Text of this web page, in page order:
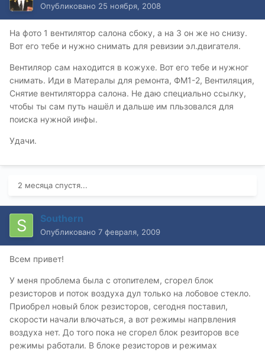
Опубликовано 25 ноября, 2008
На фото 1 вентилятор салона сбоку, а на 3 он же но снизу.
Вот его тебе и нужно снимать для ревизии эл.двигателя.
Вентиляор сам находится в кожухе. Вот его тебе и нужног
снимать. Иди в Матералы для ремонта, ФМ1-2, Вентиляция,
Снятие вентиляторра салона. Не даю специально ссылку,
чтобы ты сам путь нашёл и дальше им пльзовался для
поиска нужной инфы.
Удачи.
2 месяца спустя...
Southern
Опубликовано 7 февраля, 2009
Всем привет!
У меня проблема была с отопителем, сгорел блок
резисторов и поток воздуха дул только на лобовое стекло.
Приобрел новый блок резисторов, сегодня поставил,
скорости начали влючаться, а вот режимы напрвления
воздуха нет. До того пока не сгорел блок резиторов все
режимы работали. В блоке резисторов и режимах